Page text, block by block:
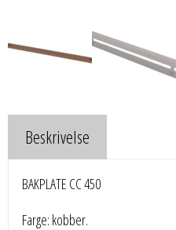
Beskrivelse
BAKPLATE CC 450
Farge: kobber.